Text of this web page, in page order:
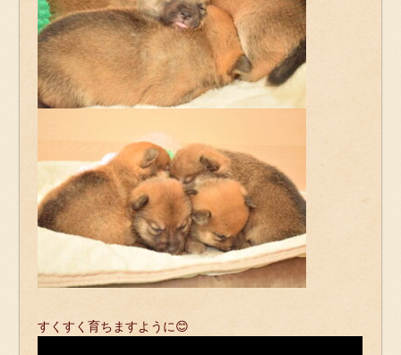
すくすく育ちますように😊